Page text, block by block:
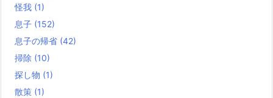
怪我 (1)
息子 (152)
息子の帰省 (42)
掃除 (10)
探し物 (1)
散策 (1)